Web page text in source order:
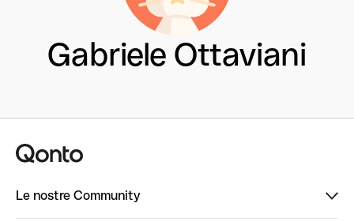
Gabriele Ottaviani
Le nostre Community